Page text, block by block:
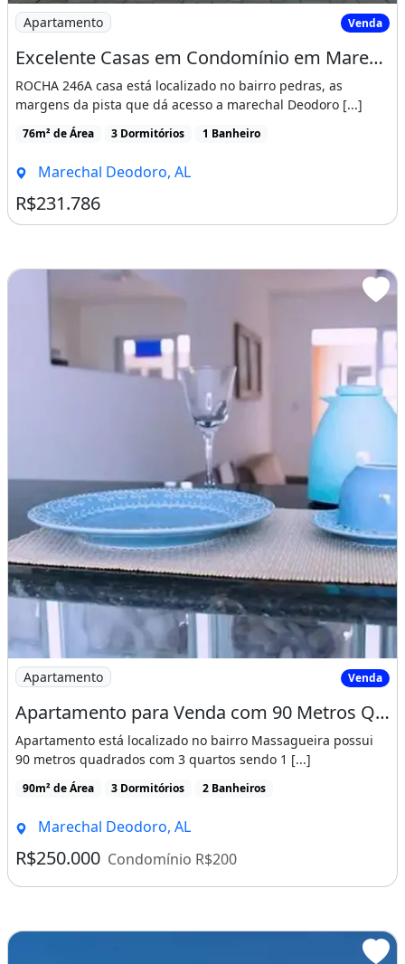
Imagem: Excelente Casas em Condomínio em Marechal
Apartamento Venda
Excelente Casas em Condomínio em Marechal Deodoro,Perto do Centro Histórico
ROCHA 246A casa está localizado no bairro pedras, as
margens da pista que dá acesso a marechal Deodoro [...]
76m² de Área 3 Dormitórios 1 Banheiro
Marechal Deodoro, AL
R$231.786
Imagem: Apartamento para Venda com 90 Metros
Apartamento Venda
Apartamento para Venda com 90 Metros Quadrados com 3 Quartos em Massagueira - Marechal Deo
Apartamento está localizado no bairro Massagueira possui
90 metros quadrados com 3 quartos sendo 1 [...]
90m² de Área 3 Dormitórios 2 Banheiros
Marechal Deodoro, AL
R$250.000 Condomínio R$200